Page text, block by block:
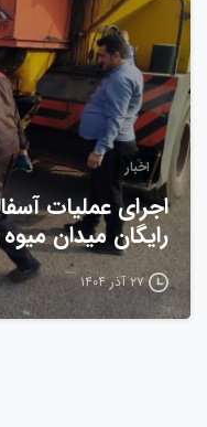
اخبار
اجرای عملیات
رایگان میدان
۲۷ آذر ۱۴۰۴